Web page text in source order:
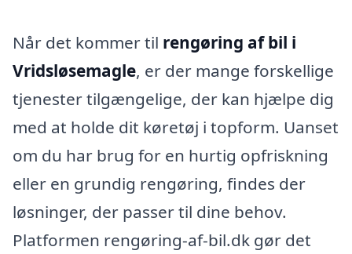
Når det kommer til rengøring af bil i
Vridsløsemagle, er der mange forskellige
tjenester tilgængelige, der kan hjælpe dig
med at holde dit køretøj i topform. Uanset
om du har brug for en hurtig opfriskning
eller en grundig rengøring, findes der
løsninger, der passer til dine behov.
Platformen rengøring-af-bil.dk gør det